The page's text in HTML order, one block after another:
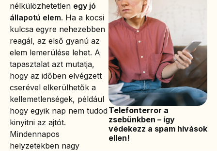
nélkülözhetetlen egy jó
állapotú elem. Ha a kocsi
kulcsa egyre nehezebben
reagál, az első gyanú az
elem lemerülése lehet. A
tapasztalat azt mutatja,
hogy az időben elvégzett
cserével elkerülhetők a
kellemetlenségek, például
hogy egyik nap nem tudod
kinyitni az ajtót.
Mindennapos
helyzetekben nagy
Telefonterror a
zsebünkben – így
védekezz a spam hívások
ellen!